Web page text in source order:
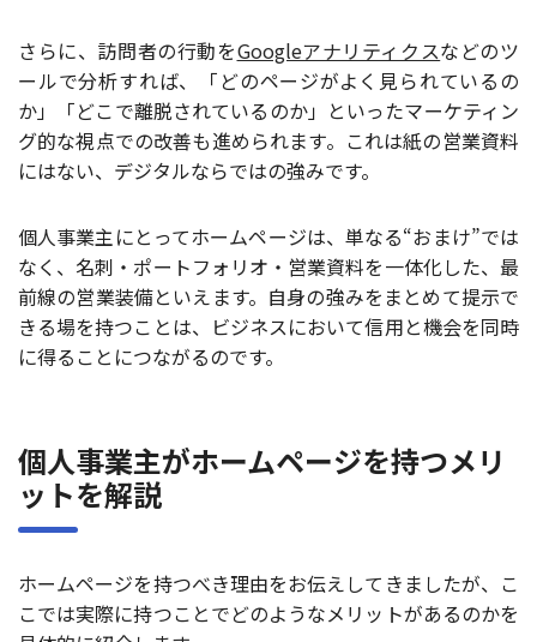
さらに、訪問者の行動をGoogleアナリティクスなどのツ
ールで分析すれば、「どのページがよく見られているの
か」「どこで離脱されているのか」といったマーケティン
グ的な視点での改善も進められます。これは紙の営業資料
にはない、デジタルならではの強みです。
個人事業主にとってホームページは、単なる“おまけ”では
なく、名刺・ポートフォリオ・営業資料を一体化した、最
前線の営業装備といえます。自身の強みをまとめて提示で
きる場を持つことは、ビジネスにおいて信用と機会を同時
に得ることにつながるのです。
個人事業主がホームページを持つメリ
ットを解説
ホームページを持つべき理由をお伝えしてきましたが、こ
こでは実際に持つことでどのようなメリットがあるのかを